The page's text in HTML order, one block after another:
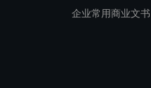
企业常用商业文书